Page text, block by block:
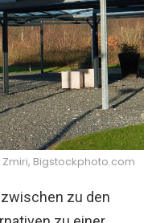
Zmiri, Bigstockphoto.com
zu den